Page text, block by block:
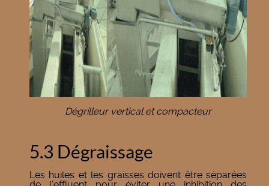
Dégrilleur vertical et compacteur
5.3 Dégraissage
Les huiles et les graisses doivent être séparées